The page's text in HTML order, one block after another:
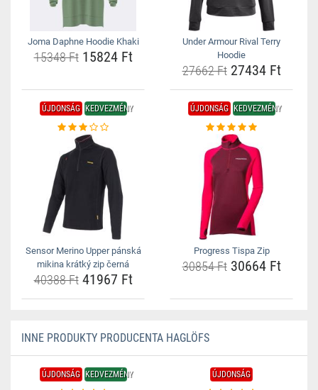
Joma Daphne Hoodie Khaki
15348 Ft15824 Ft
Under Armour Rival Terry
Hoodie
27662 Ft27434 Ft
ÚJDONSÁG KEDVEZMÉNY
Sensor Merino Upper pánská
mikina krátký zip černá
40388 Ft41967 Ft
ÚJDONSÁG KEDVEZMÉNY
Progress Tispa Zip
30854 Ft30664 Ft
INNE PRODUKTY PRODUCENTA HAGLÖFS
ÚJDONSÁG KEDVEZMÉNY ÚJDONSÁG